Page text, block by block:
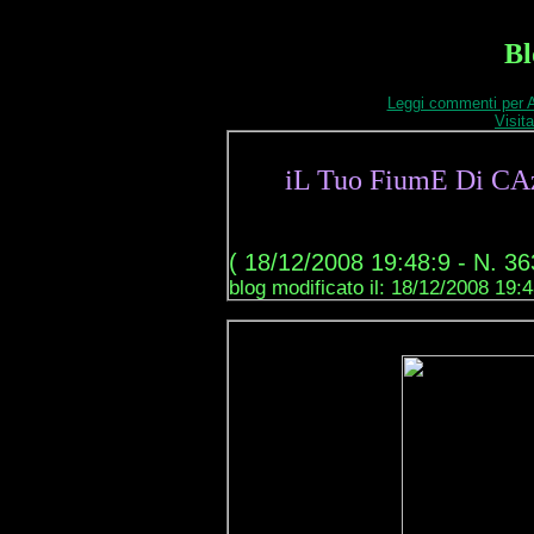
Leggi commenti per
iL Tuo FiumE Di
( 18/12/2008 19:48:9 - N.
blog modificato il: 18/12/2008